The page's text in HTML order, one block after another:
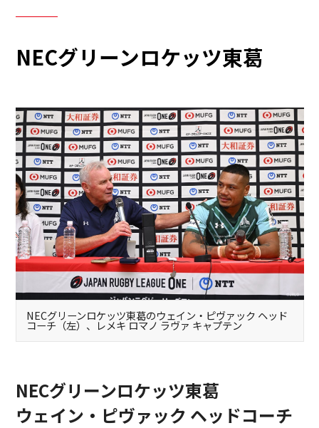
NECグリーンロケッツ東葛
NECグリーンロケッツ東葛のウェイン・ピヴァック ヘッド
コーチ（左）、レメキ ロマノ ラヴァ キャプテン
NECグリーンロケッツ東葛
ウェイン・ピヴァック ヘッドコーチ